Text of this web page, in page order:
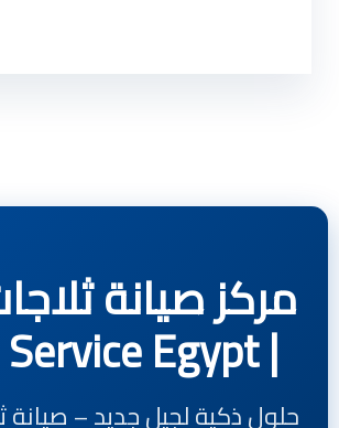
مركز صيانة
| Beko Service Egypt